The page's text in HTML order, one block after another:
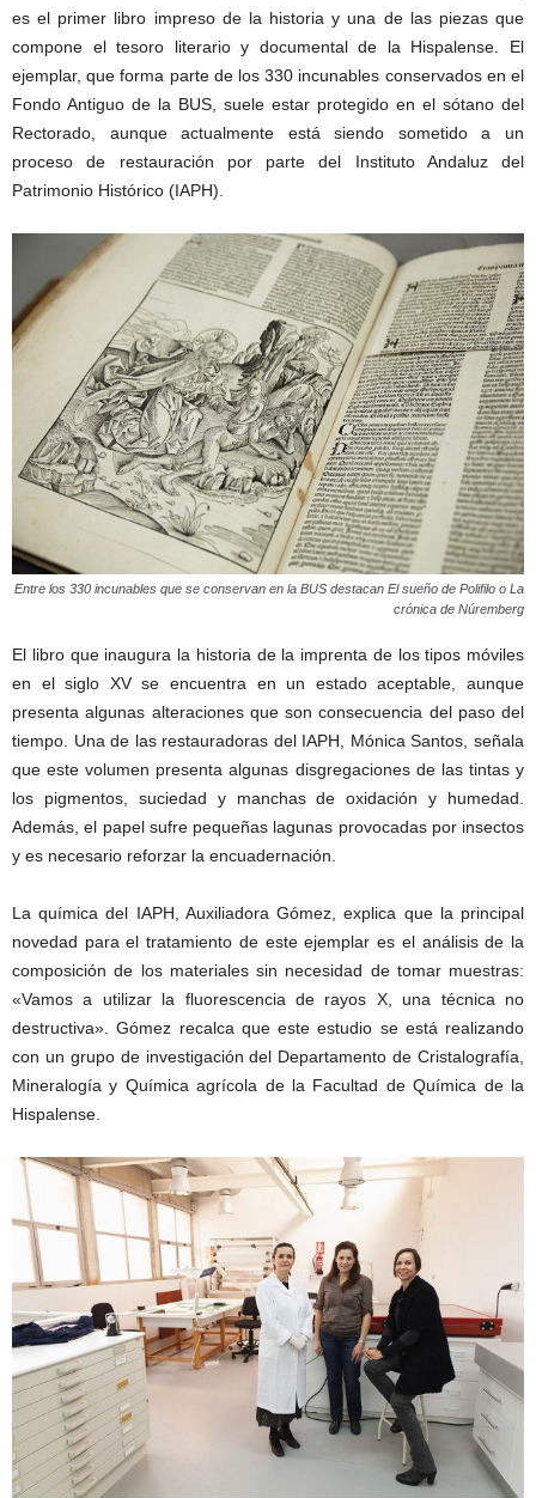
es el primer libro impreso de la historia y una de las piezas que
compone el tesoro literario y documental de la Hispalense. El
ejemplar, que forma parte de los 330 incunables conservados en el
Fondo Antiguo de la BUS, suele estar protegido en el sótano del
Rectorado, aunque actualmente está siendo sometido a un
proceso de restauración por parte del Instituto Andaluz del
Patrimonio Histórico (IAPH).
Entre los 330 incunables que se conservan en la BUS destacan El sueño de Polifilo o La
crónica de Núremberg
El libro que inaugura la historia de la imprenta de los tipos móviles
en el siglo XV se encuentra en un estado aceptable, aunque
presenta algunas alteraciones que son consecuencia del paso del
tiempo. Una de las restauradoras del IAPH, Mónica Santos, señala
que este volumen presenta algunas disgregaciones de las tintas y
los pigmentos, suciedad y manchas de oxidación y humedad.
Además, el papel sufre pequeñas lagunas provocadas por insectos
y es necesario reforzar la encuadernación.
La química del IAPH, Auxiliadora Gómez, explica que la principal
novedad para el tratamiento de este ejemplar es el análisis de la
composición de los materiales sin necesidad de tomar muestras:
«Vamos a utilizar la fluorescencia de rayos X, una técnica no
destructiva». Gómez recalca que este estudio se está realizando
con un grupo de investigación del Departamento de Cristalografía,
Mineralogía y Química agrícola de la Facultad de Química de la
Hispalense.